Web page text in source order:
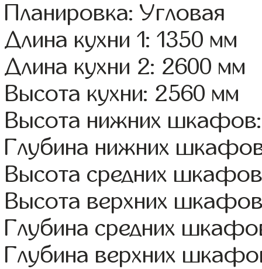
Планировка: Угловая
Длина кухни 1: 1350 мм
Длина кухни 2: 2600 мм
Высота кухни: 2560 мм
Высота нижних
Глубина нижних
Высота средних
Высота верхних
Глубина средних
Глубина верхних